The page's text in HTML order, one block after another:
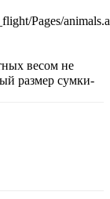
Pages/
весом не
размер сумки-